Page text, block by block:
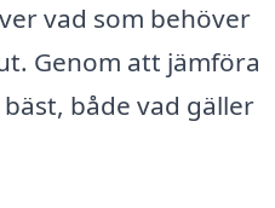
vad som behöver
Genom att jämföra
både vad gäller